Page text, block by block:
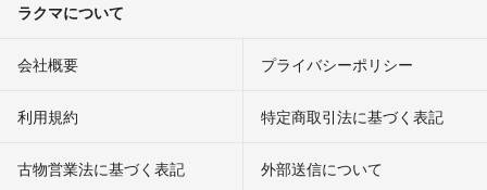
ラクマについて
会社概要 プライバシーポリシー
利用規約 特定商取引法に基づく表記
古物営業法に基づく表記 外部送信について